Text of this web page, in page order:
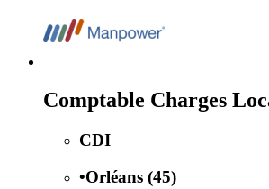
Comptable Charges
CDI
•Orléans (45)